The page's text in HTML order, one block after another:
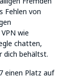
Fehlen von
wie
chatten,
dich behältst.
einen Platz auf